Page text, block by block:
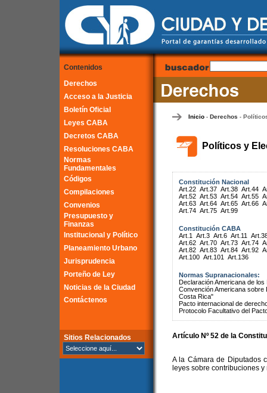
Contenidos
Derechos
Acceso a la Justicia
Boletín Oficial
Leyes CABA
Decretos CABA
Resoluciones CABA
Normas
Fundamentales
Códigos
Compilaciones
Convenios
Presupuesto y
Finanzas
Institucional y Político
Planeamiento Urbano
Jurisprudencia
Porteño de Ley
Noticias de la Ciudad
Contáctenos
Sitios Relacionados
Inicio- Derechos -
Políticos y
Constitución Nacional
Art.22 Art.37 Art.38 Art.44
Art.52 Art.53 Art.54 Art.55
Art.63 Art.64 Art.65 Art.66
Art.74 Art.75 Art.99
Constitución CABA
Art.1
Art.3 Art.6 Art.11
Art.62 Art.70 Art.73 Art.74
Art.82 Art.83 Art.84 Art.92
Art.100 Art.101 Art.136
Normas Supranacionales:
Declaración Americana de
Convención Americana
Costa Rica"
Pacto internacional de
Protocolo Facultativo del
Artículo Nº 52 de la
A la Cámara de Diputados
leyes sobre contribuciones